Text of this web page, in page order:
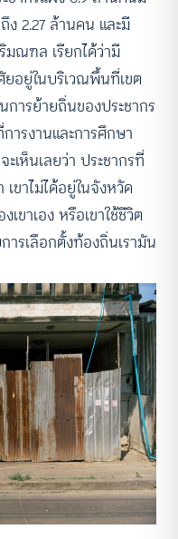
ง 2.27 ล้านคน และมี
มณฑล เรียกได้ว่ามี
ยอยู่ในบริเวณพื้นที่เขต
การย้ายถิ่นของประชากร
ารงานและการศึกษา
ะเห็นเลยว่า ประชากรที่
ขาไม่ได้อยู่ในจังหวัด
ขาเอง หรือเขาใช้ชีวิต
รเลือกตั้งท้องถิ่นเรามัน